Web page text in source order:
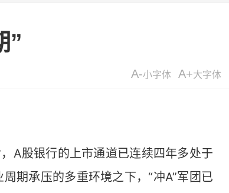
”
A-小字体 A+大字体
股银行的上市通道已连续四年多处于
期承压的多重环境之下，“冲A”军团已